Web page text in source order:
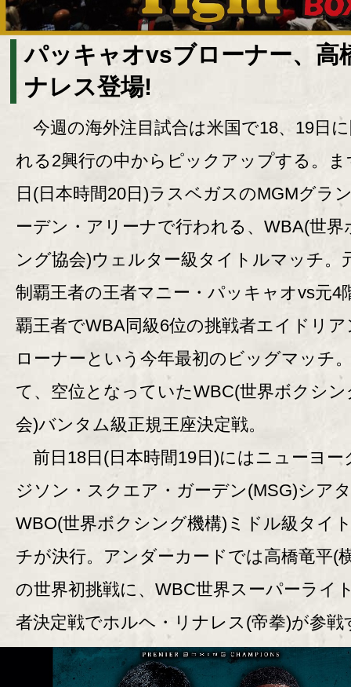
パッキャオvsブローナー、高
ナレス登場!
今週の海外注目試合は米国で18、19日
れる2興行の中からピックアップする。ま
日(日本時間20日)ラスベガスのMGMグラ
ーデン・アリーナで行われる、WBA(世界
ング協会)ウェルター級タイトルマッチ。
制覇王者の王者マニー・パッキャオvs元4
覇王者でWBA同級6位の挑戦者エイドリ
ローナーという今年最初のビッグマッチ
て、空位となっていたWBC(世界ボクシン
会)バンタム級正規王座決定戦。
前日18日(日本時間19日)にはニューヨー
ジソン・スクエア・ガーデン(MSG)シア
WBO(世界ボクシング機構)ミドル級タイ
チが決行。アンダーカードでは高橋竜平(
の世界初挑戦に、WBC世界スーパーライ
者決定戦でホルヘ・リナレス(帝拳)が参戦